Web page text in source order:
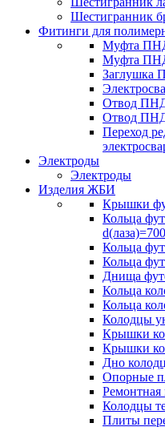
Шестигранник
Фитинги для
Муфта ПНД
Муфта ПНД
Заглушка
Отвод ПНД
Отвод ПНД
Переход
Электроды
Электроды
Изделия ЖБИ
Крышки
Кольца
d(лаза)=700
Кольца
Кольца
Днища
Кольца
Кольца
Колодцы
Крышки
Крышки
Дно
Опорные
Ремонтная
Колодцы
Плиты